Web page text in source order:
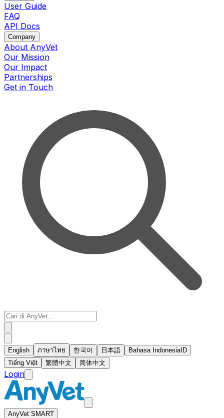
User Guide
FAQ
API Docs
Company
About AnyVet
Our Mission
Our Impact
Partnerships
Get in Touch
English ภาษาไทย 한국어 日本語 Bahasa IndonesiaID
Tiếng Việt
繁體中文 简体中文
Login
AnyVet SMART